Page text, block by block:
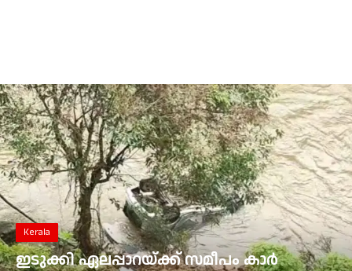
Entertainment
Sports
Food
Gulf News
Loksabha Election 2024
Technology
Kerala
ഇടുക്കി ഏലപ്പാറയ്ക്ക് സമീപം കാർ